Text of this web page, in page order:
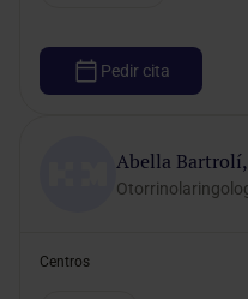
Pedir cita
Abella
Centros